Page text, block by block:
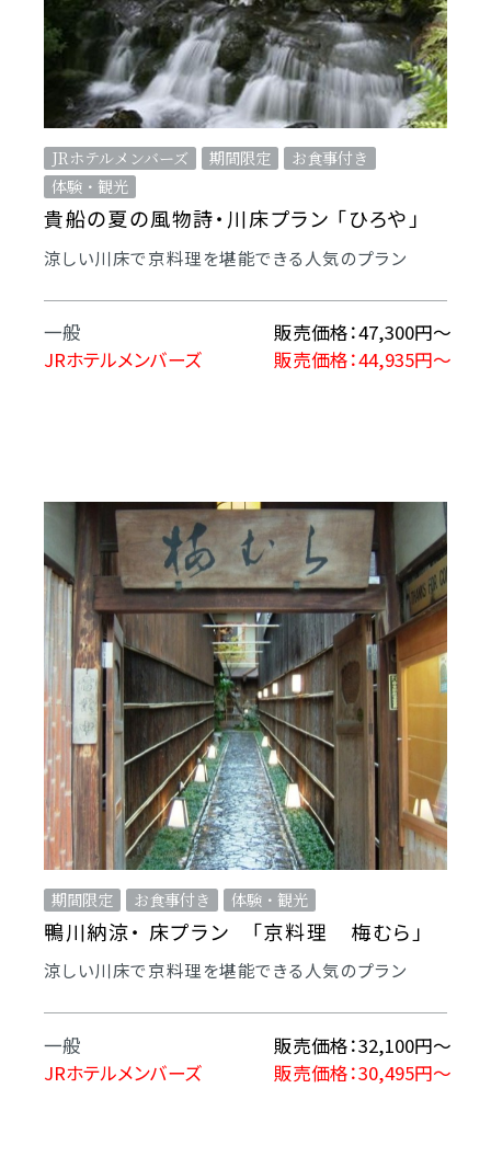
貴船の夏の風物詩・川床プラン 「ひろや」
JRホテルメンバーズ 期間限定
お食事付き
体験・観光
涼しい川床で京料理を堪能できる人気のプラン
一般
販売価格：47,300円～
JRホテルメンバーズ
販売価格：44,935円～
鴨川納涼・ 床プラン 「京料理 梅むら」
期間限定 お食事付き 体験・観光
涼しい川床で京料理を堪能できる人気のプラン
一般
販売価格：32,100円～
JRホテルメンバーズ
販売価格：30,495円～